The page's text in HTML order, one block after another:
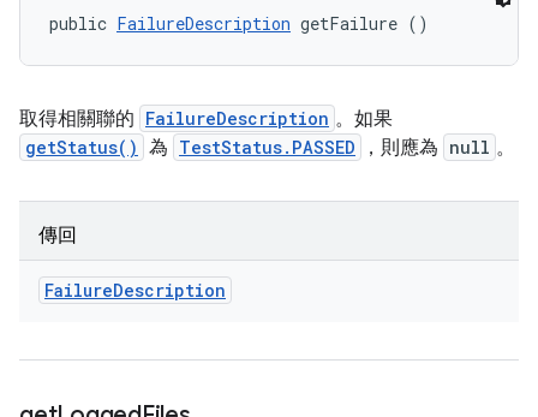
public FailureDescription getFailure ()
取得相關聯的 FailureDescription 。如果
getStatus() 為 TestStatus.PASSED ，則應為 null 。
傳回
FailureDescription